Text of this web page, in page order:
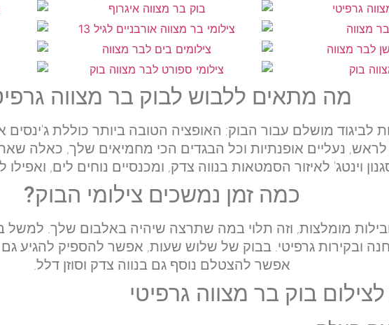
מה מתאים ללבוש לבוק בר מצווה
לביגוד מושלם עבור הבוק: האופציה הטובה ביותר כוללת ג'ינסים
לראש, נעליים אופנתיות וכל הבגדים הכי מחמיאים שלך, כאלה
וינטג' לאיזור הסמטאות בנווה צדק, ומכנסיים נוחים לים,
כמה זמן נמשכים צילומי הבוק?
מומלצות, וזה תלוי במה שתרצה שיהיה באלבום שלך.
אפשר להצטלם נוסף גם בנווה צדק וסוזן דלל.
בוק בר מצווה גרפיטי